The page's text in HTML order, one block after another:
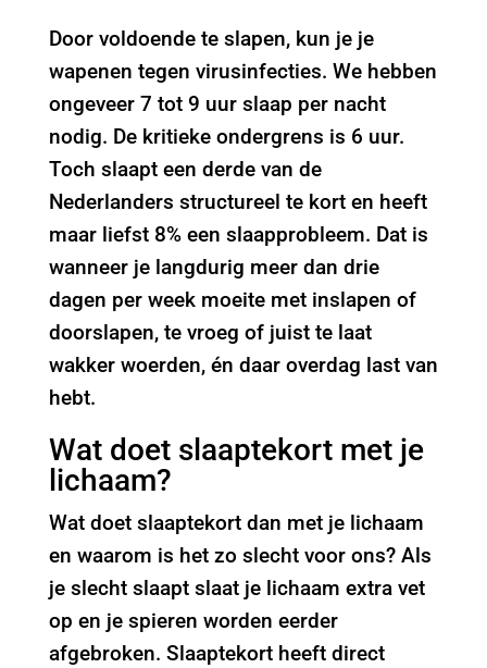
Door voldoende te slapen, kun je je
wapenen tegen virusinfecties. We hebben
ongeveer 7 tot 9 uur slaap per nacht
nodig. De kritieke ondergrens is 6 uur.
Toch slaapt een derde van de
Nederlanders structureel te kort en heeft
maar liefst 8% een slaapprobleem. Dat is
wanneer je langdurig meer dan drie
dagen per week moeite met inslapen of
doorslapen, te vroeg of juist te laat
wakker woerden, én daar overdag last van
hebt.
Wat doet slaaptekort met je
lichaam?
Wat doet slaaptekort dan met je lichaam
en waarom is het zo slecht voor ons? Als
je slecht slaapt slaat je lichaam extra vet
op en je spieren worden eerder
afgebroken. Slaaptekort heeft direct